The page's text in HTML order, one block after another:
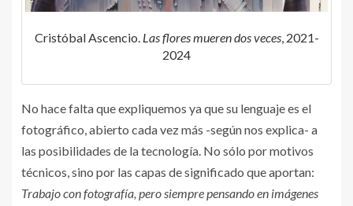
Cristóbal Ascencio.Las flores mueren dos veces, 2021-
2024
No hace falta que expliquemos ya que su lenguaje es el
fotográfico, abierto cada vez más -según nos explica- a
las posibilidades de la tecnología. No sólo por motivos
técnicos, sino por las capas de significado que aportan:
Trabajo con fotografía, pero siempre pensando en imágenes